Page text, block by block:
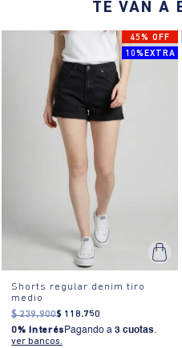
*La modelo mide 1,76 centímetros
TE VAN A
45% OFF
10%EXTRA
Shorts regular denim tiro
medio
$ 239.900$ 118.750
0% Interés Pagando a 3 cuotas.
ver bancos.